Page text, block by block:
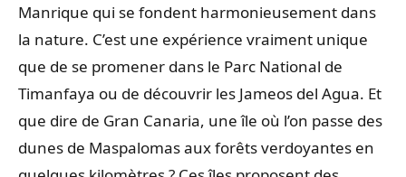
Manrique qui se fondent harmonieusement dans
la nature. C’est une expérience vraiment unique
que de se promener dans le Parc National de
Timanfaya ou de découvrir les Jameos del Agua. Et
que dire de Gran Canaria, une île où l’on passe des
dunes de Maspalomas aux forêts verdoyantes en